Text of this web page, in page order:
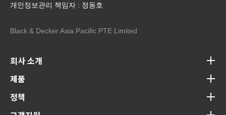
개인정보관리 책임자 : 정동호
Black & Decker Asia Pacific PTE Limited
회사 소개
제품
정책